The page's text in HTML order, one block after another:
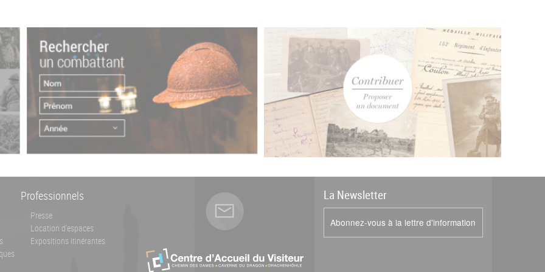
Professionnels
Presse
Location d'espaces
Expositions itinérantes
La Newsletter
Abonnez-vous à la lettre d'information